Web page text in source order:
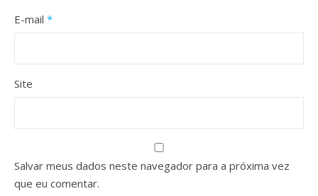
E-mail *
Site
Salvar meus dados neste navegador para a próxima vez
que eu comentar.